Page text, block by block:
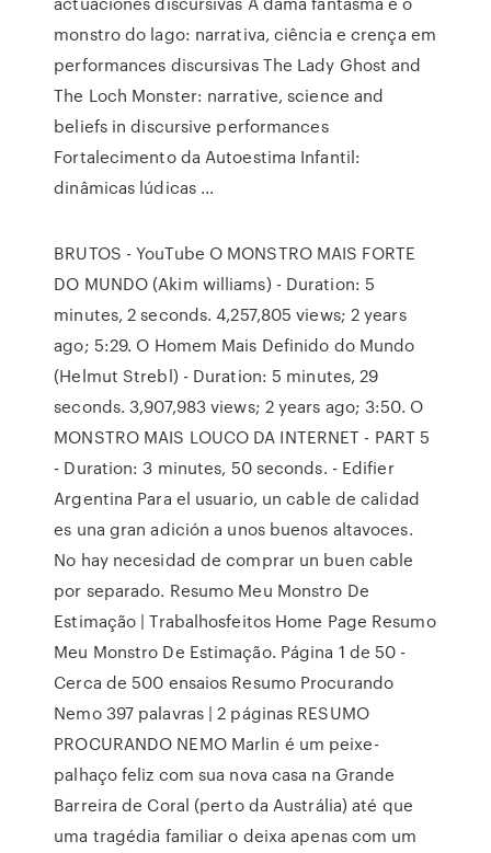
monstro do lago: narrativa, ciência e crença em
performances discursivas The Lady Ghost and
The Loch Monster: narrative, science and
beliefs in discursive performances
Fortalecimento da Autoestima Infantil:
dinâmicas lúdicas ...
BRUTOS - YouTube O MONSTRO MAIS FORTE
DO MUNDO (Akim williams) - Duration: 5
minutes, 2 seconds. 4,257,805 views; 2 years
ago; 5:29. O Homem Mais Definido do Mundo
(Helmut Strebl) - Duration: 5 minutes, 29
seconds. 3,907,983 views; 2 years ago; 3:50. O
MONSTRO MAIS LOUCO DA INTERNET - PART 5
- Duration: 3 minutes, 50 seconds. - Edifier
Argentina Para el usuario, un cable de calidad
es una gran adición a unos buenos altavoces.
No hay necesidad de comprar un buen cable
por separado. Resumo Meu Monstro De
Estimação | Trabalhosfeitos Home Page Resumo
Meu Monstro De Estimação. Página 1 de 50 -
Cerca de 500 ensaios Resumo Procurando
Nemo 397 palavras | 2 páginas RESUMO
PROCURANDO NEMO Marlin é um peixe-
palhaço feliz com sua nova casa na Grande
Barreira de Coral (perto da Austrália) até que
uma tragédia familiar o deixa apenas com um